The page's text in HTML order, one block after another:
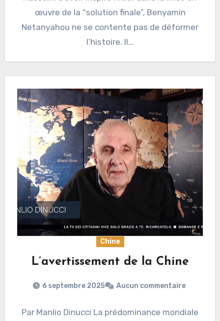
œuvre de la “solution finale”, Benyamin
Netanyahou ne se contente pas de déformer
l’histoire. Il…
Chine
L’avertissement de la Chine
6 septembre 2025 Aucun commentaire
Par Manlio Dinucci La prédominance mondiale